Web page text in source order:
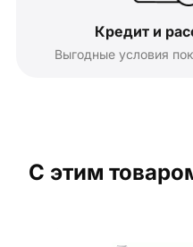
Кредит и
Выгодные условия
С этим